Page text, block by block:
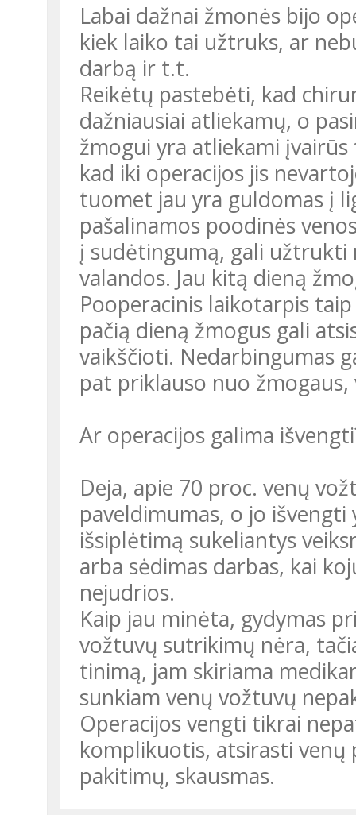
Labai dažnai žmonės bijo
kiek laiko tai užtruks, ar
darbą ir t.t.
Reikėtų pastebėti, kad
dažniausiai atliekamų, o
žmogui yra atliekami
kad iki operacijos jis
tuomet jau yra guldomas į
pašalinamos poodinės
į sudėtingumą, gali užtrukti
valandos. Jau kitą dieną
Pooperacinis laikotarpis
pačią dieną žmogus gali
vaikščioti. Nedarbingumas
pat priklauso nuo
Ar operacijos galima
Deja, apie 70 proc. venų
paveldimumas, o jo
išsiplėtimą sukeliantys
arba sėdimas darbas, kai
nejudrios.
Kaip jau minėta, gydymas
vožtuvų sutrikimų nėra,
tinimą, jam skiriama
sunkiam venų vožtuvų
Operacijos vengti tikrai
komplikuotis, atsirasti venų
pakitimų, skausmas.